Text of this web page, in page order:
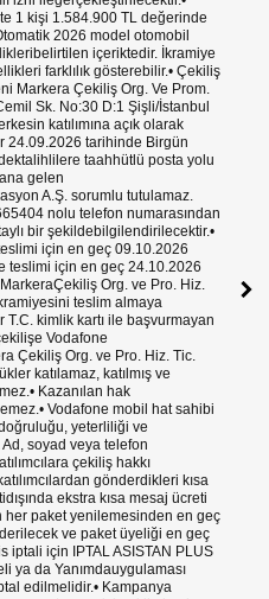
1 kişi 1.584.900 TL değerinde
2026 model otomobil
içeriktedir. İkramiye
farklılık gösterebilir.• Çekiliş
Markera Çekiliş Org. Ve Prom.
Sk. No:30 D:1 Şişli/İstanbul
katılımına açık olarak
24.09.2026 tarihinde Birgün
taahhütlü posta yolu
gelen
A.Ş. sorumlu tutulamaz.
nolu telefon numarasından
bir şekildebilgilendirilecektir.•
için en geç 09.10.2026
teslimi için en geç 24.10.2026
Org. ve Pro. Hiz.
teslim almaya
kimlik kartı ile başvurmayan
Vodafone
Çekiliş Org. ve Pro. Hiz. Tic.
katılamaz, katılmış ve
Kazanılan hak
Vodafone mobil hat sahibi
yeterliliği ve
Ad, soyad veya telefon
çekiliş hakkı
gönderdikleri kısa
ekstra kısa mesaj ücreti
her paket yenilemesinden en geç
ve paket üyeliği en geç
iptali için IPTAL ASISTAN PLUS
ya da Yanımdauygulaması
edilmelidir.• Kampanya